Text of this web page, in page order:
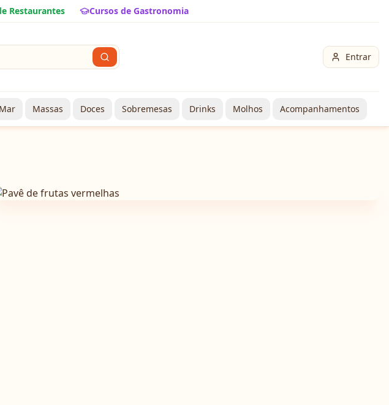
Restaurantes Cursos de Gastronomia
Entrar
Massas Doces Sobremesas Drinks Molhos Acompanhamentos